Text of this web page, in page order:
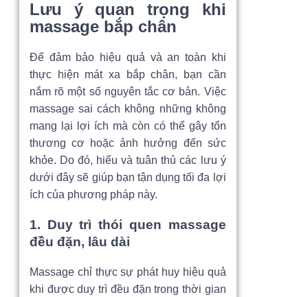
Lưu ý quan trọng khi
massage bắp chân
Để đảm bảo hiệu quả và an toàn khi
thực hiện mát xa bắp chân, bạn cần
nắm rõ một số nguyên tắc cơ bản. Việc
massage sai cách không những không
mang lại lợi ích mà còn có thể gây tổn
thương cơ hoặc ảnh hưởng đến sức
khỏe. Do đó, hiểu và tuân thủ các lưu ý
dưới đây sẽ giúp bạn tận dụng tối đa lợi
ích của phương pháp này.
1. Duy trì thói quen massage
đều đặn, lâu dài
Massage chỉ thực sự phát huy hiệu quả
khi được duy trì đều đặn trong thời gian